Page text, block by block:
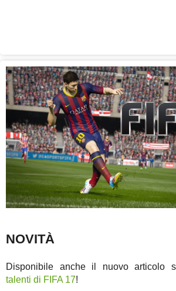
NOVITÀ
Disponibile anche il nuovo articolo
talenti di FIFA 17!